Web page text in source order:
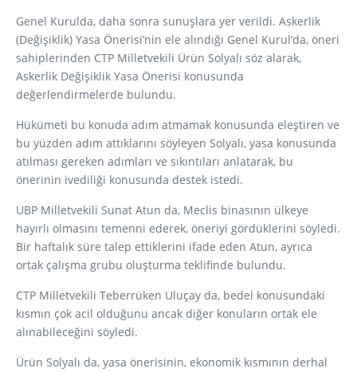
Genel Kurulda, daha sonra sunuşlara yer verildi. Askerlik
(Değişiklik) Yasa Önerisi’nin ele alındığı Genel Kurul’da, öneri
sahiplerinden CTP Milletvekili Ürün Solyalı söz alarak,
Askerlik Değişiklik Yasa Önerisi konusunda
değerlendirmelerde bulundu.
Hükümeti bu konuda adım atmamak konusunda eleştiren ve
bu yüzden adım attıklarını söyleyen Solyalı, yasa konusunda
atılması gereken adımları ve sıkıntıları anlatarak, bu
önerinin ivediliği konusunda destek istedi.
UBP Milletvekili Sunat Atun da, Meclis binasının ülkeye
hayırlı olmasını temenni ederek, öneriyi gördüklerini söyledi.
Bir haftalık süre talep ettiklerini ifade eden Atun, ayrıca
ortak çalışma grubu oluşturma teklifinde bulundu.
CTP Milletvekili Teberrüken Uluçay da, bedel konusundaki
kısmın çok acil olduğunu ancak diğer konuların ortak ele
alınabileceğini söyledi.
Ürün Solyalı da, yasa önerisinin, ekonomik kısmının derhal